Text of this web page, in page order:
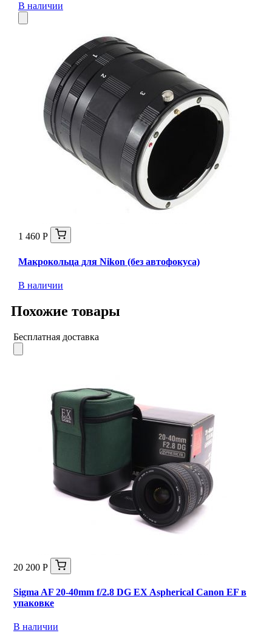
В наличии
1 460 Р
Макрокольца для Nikon (без автофокуса)
В наличии
Похожие товары
Бесплатная доставка
20 200 Р
Sigma AF 20-40mm f/2.8 DG EX Aspherical Canon EF в
упаковке
В наличии